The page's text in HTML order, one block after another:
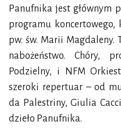
Panufnika jest głównym
programu
pw. św. Marii Magdaleny.
nabożeństwo. Chóry,
Podzielny, i NFM
szeroki repertuar – od
da Palestriny, Giulia
dzieło Panufnika.